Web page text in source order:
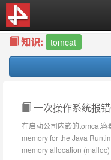
知识: tomcat
一次操作系统报
在启动公司内嵌的tomcat
memory for the Java
memory allocation